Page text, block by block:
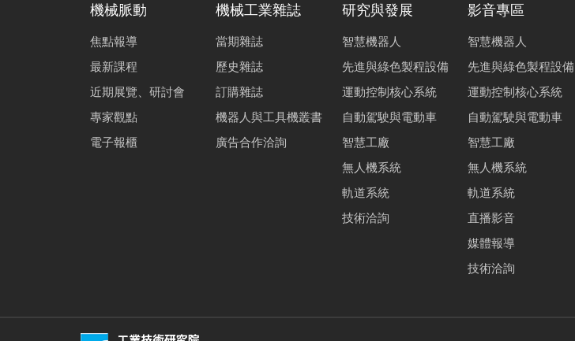
機械脈動
焦點報導
最新課程
近期展覽、研討會
專家觀點
電子報櫃
機械工業雜誌
當期雜誌
歷史雜誌
訂購雜誌
機器人與工具機叢書
廣告合作洽詢
研究與發展
智慧機器人
先進與綠色製程設備
運動控制核心系統
自動駕駛與電動車
智慧工廠
無人機系統
軌道系統
技術洽詢
影音專區
智慧機器人
先進與綠色製程設備
運動控制核心系統
自動駕駛與電動車
智慧工廠
無人機系統
軌道系統
直播影音
媒體報導
技術洽詢